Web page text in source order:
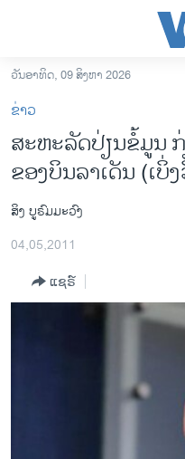
ເຂົ້າ
ຫາ
ຂ້າມ
ຂ້າມ
ຫາ
ຊອກ
ຄົ້ນ
ອາເມຣິກາ
ຂ່າວ​ຈີນ
ໂລກ
ເອເຊຍ
ອິດສະຫຼະພາບດ້ານການຂ່າວ
ວັນອາທິດ, 09 ສິງຫາ 2026
ຂ່າວ
ສະຫະລັດປ່ຽນຂໍ້ມູນ
ຂອງບິນລາເດັນ (ເບິ່
ສິງ ບູຣົມມະວົງ
04,05,2011
ແຊຣ໌